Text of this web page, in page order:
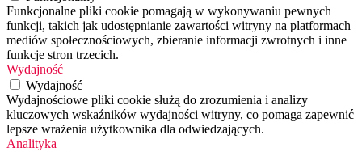
Funkcjonalne pliki cookie pomagają w wykonywaniu pewnych
funkcji, takich jak udostępnianie zawartości witryny na platformach
mediów społecznościowych, zbieranie informacji zwrotnych i inne
funkcje stron trzecich.
Wydajność
Wydajność
Wydajnościowe pliki cookie służą do zrozumienia i analizy
kluczowych wskaźników wydajności witryny, co pomaga zapewnić
lepsze wrażenia użytkownika dla odwiedzających.
Analityka